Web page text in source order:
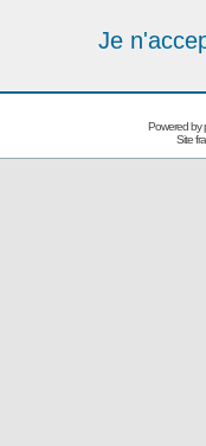
Je
Powered by
Site